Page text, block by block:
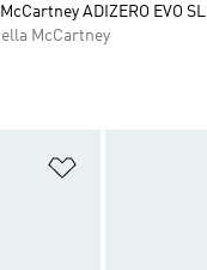
ADIZERO EVO SL
McCartney